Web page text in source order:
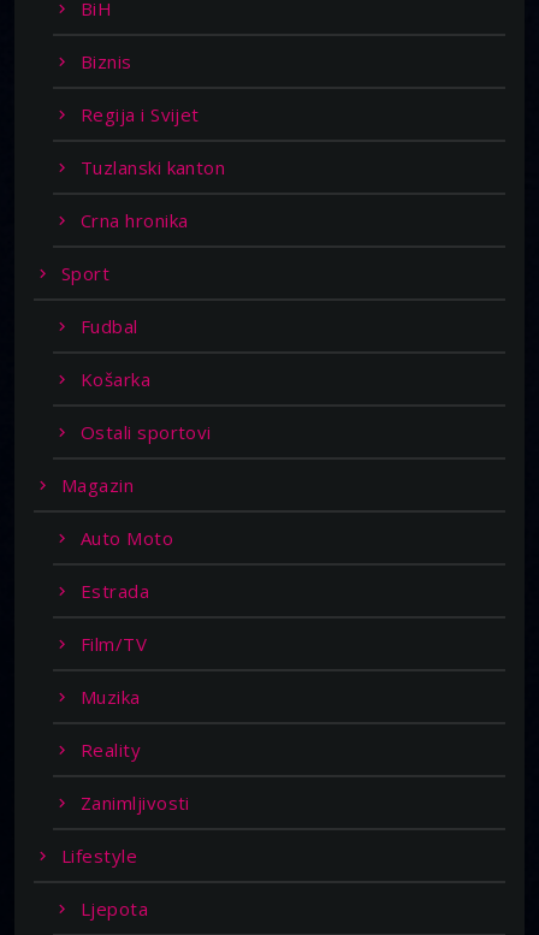
BiH
Biznis
Regija i Svijet
Tuzlanski kanton
Crna hronika
Sport
Fudbal
Košarka
Ostali sportovi
Magazin
Auto Moto
Estrada
Film/TV
Muzika
Reality
Zanimljivosti
Lifestyle
Ljepota